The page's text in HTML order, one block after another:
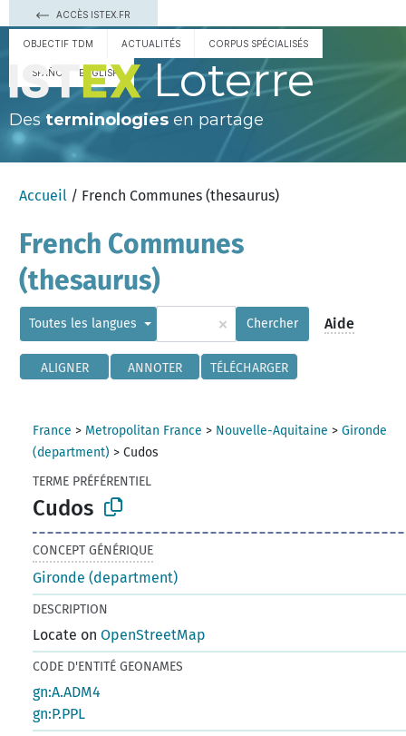
ACCÈS ISTEX.FR
OBJECTIF TDM ACTUALITÉS CORPUS SPÉCIALISÉS
ESPAÑOL ENGLISH Loterre
Des terminologies en partage
Accueil / French Communes (thesaurus)
French Communes
(thesaurus)
Toutes les langues × Chercher Aide
ALIGNER ANNOTER TÉLÉCHARGER
France > Metropolitan France > Nouvelle-Aquitaine >Gironde
(department) >Cudos
TERME PRÉFÉRENTIEL
Cudos
CONCEPT GÉNÉRIQUE
Gironde (department)
DESCRIPTION
Locate onOpenStreetMap
CODE D'ENTITÉ GEONAMES
gn:A.ADM4
gn:P.PPL